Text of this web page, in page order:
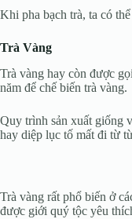
Khi pha bạch trà, ta có
Trà Vàng
Trà vàng hay còn được
năm để chế biến trà vàng.
Quy trình sản xuất giống
hay diệp lục tố mất đi từ
Trà vàng rất phổ biến ở
được giới quý tộc yêu